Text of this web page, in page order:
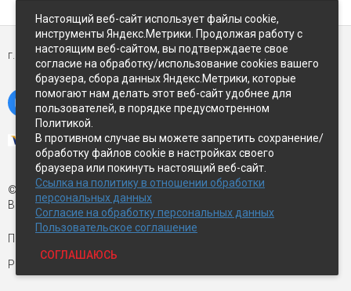
г. Петропавловск-Камчатский,ул Восточное-шоссе, д.5
© Экспострой, 2026 г.
Все права защищены
Письмо директору:
Разработка сайта —
Настоящий веб-сайт использует файлы cookie,
инструменты Яндекс.Метрики. Продолжая работу с
настоящим веб-сайтом, вы подтверждаете свое
согласие на обработку/использование cookies вашего
браузера, сбора данных Яндекс.Метрики, которые
помогают нам делать этот веб-сайт удобнее для
пользователей, в порядке предусмотренном
Политикой.
В противном случае вы можете запретить сохранение/
обработку файлов cookie в настройках своего
браузера или покинуть настоящий веб-сайт.
Ссылка на политику в отношении обработки
персональных данных
Согласие на обработку персональных данных
Пользовательское соглашение
СОГЛАШАЮСЬ